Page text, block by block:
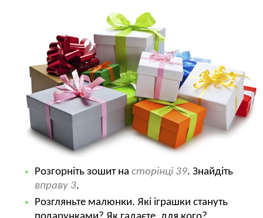
Розгорніть зошит на сторінці 39. Знайдіть
вправу 3.
Розгляньте малюнки. Які іграшки стануть